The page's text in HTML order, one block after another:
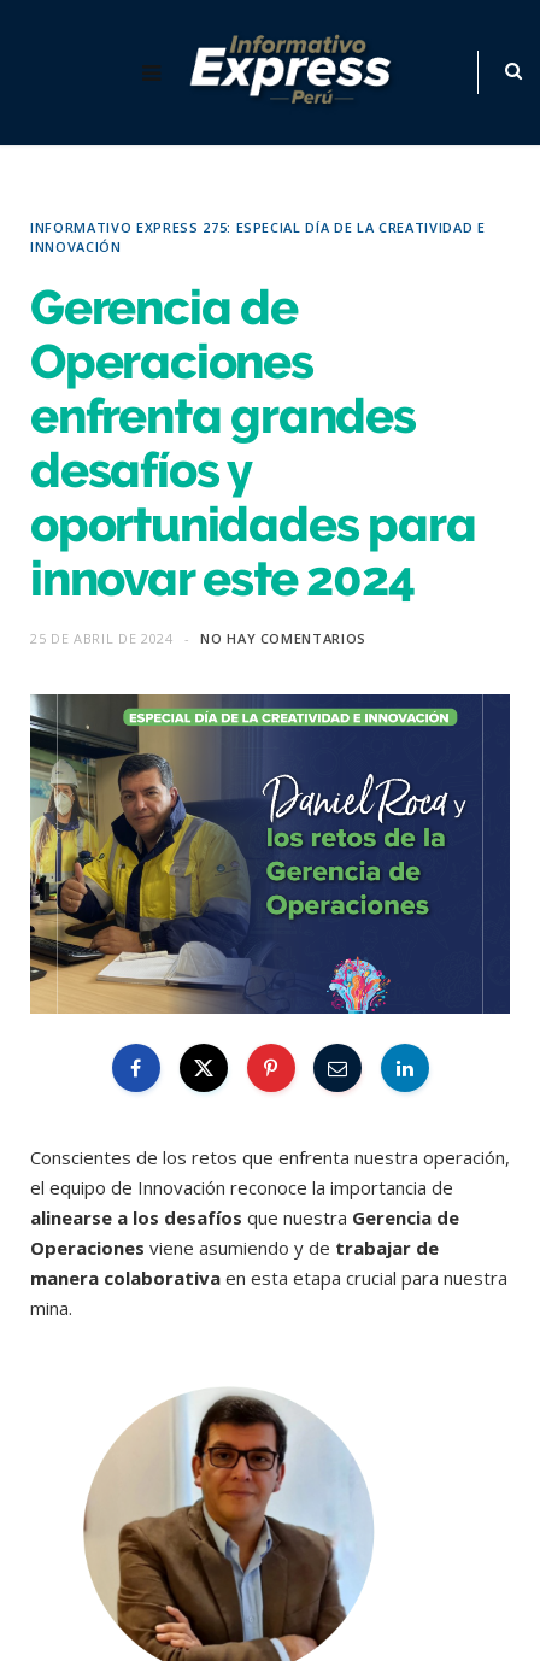
INFORMATIVO EXPRESS 275: ESPECIAL DÍA DE LA CREATIVIDAD E
INNOVACIÓN
Gerencia de
Operaciones
enfrenta grandes
desafíos y
oportunidades para
innovar este 2024
25 DE ABRIL DE 2024 NO HAY COMENTARIOS
Conscientes de los retos que enfrenta nuestra operación,
el equipo de Innovación reconoce la importancia de
alinearse a los desafíos que nuestra Gerencia de
Operaciones viene asumiendo y de trabajar de
manera colaborativa en esta etapa crucial para nuestra
mina.